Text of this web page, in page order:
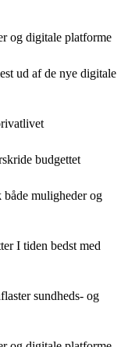
og digitale platforme
ud af de nye digitale
budgettet
muligheder og
I tiden bedst med
sundheds- og